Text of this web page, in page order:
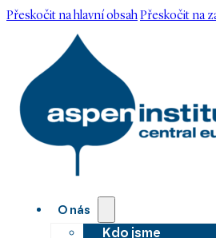
Přeskočit na hlavní obsahPřeskočit na
O nás
Kdo jsme